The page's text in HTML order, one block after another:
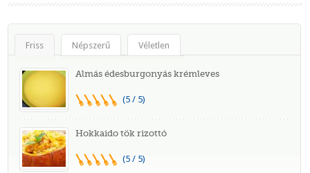
Friss Népszerű Véletlen
Almás édesburgonyás krémleves
(5 / 5)
Hokkaido tök rizottó
(5 / 5)